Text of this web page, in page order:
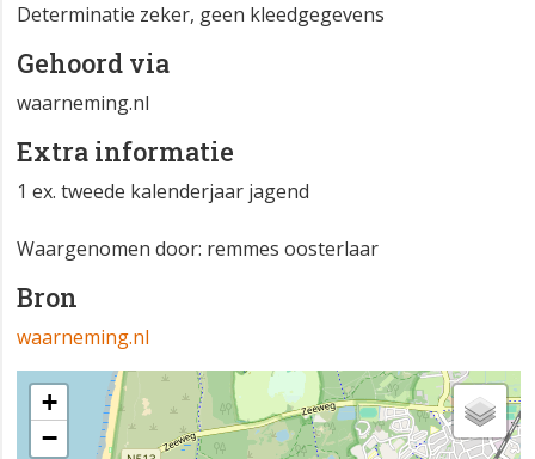
Determinatie zeker, geen kleedgegevens
Gehoord via
waarneming.nl
Extra informatie
1 ex. tweede kalenderjaar jagend
Waargenomen door: remmes oosterlaar
Bron
waarneming.nl
+
−